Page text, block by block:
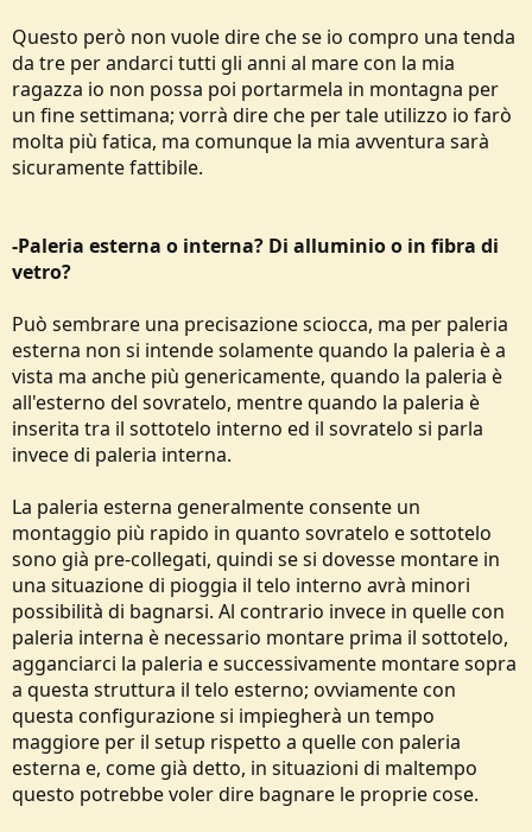
Questo però non vuole dire che se io compro una tenda
da tre per andarci tutti gli anni al mare con la mia
ragazza io non possa poi portarmela in montagna per
un fine settimana; vorrà dire che per tale utilizzo io farò
molta più fatica, ma comunque la mia avventura sarà
sicuramente fattibile.
-Paleria esterna o interna? Di alluminio o in fibra di
vetro?
Può sembrare una precisazione sciocca, ma per paleria
esterna non si intende solamente quando la paleria è a
vista ma anche più genericamente, quando la paleria è
all'esterno del sovratelo, mentre quando la paleria è
inserita tra il sottotelo interno ed il sovratelo si parla
invece di paleria interna.
La paleria esterna generalmente consente un
montaggio più rapido in quanto sovratelo e sottotelo
sono già pre-collegati, quindi se si dovesse montare in
una situazione di pioggia il telo interno avrà minori
possibilità di bagnarsi. Al contrario invece in quelle con
paleria interna è necessario montare prima il sottotelo,
agganciarci la paleria e successivamente montare sopra
a questa struttura il telo esterno; ovviamente con
questa configurazione si impiegherà un tempo
maggiore per il setup rispetto a quelle con paleria
esterna e, come già detto, in situazioni di maltempo
questo potrebbe voler dire bagnare le proprie cose.